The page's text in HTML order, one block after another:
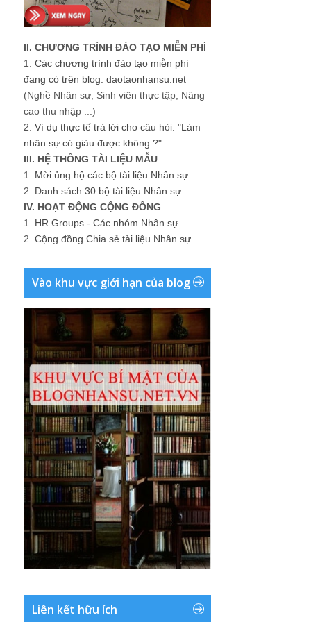
II. CHƯƠNG TRÌNH ĐÀO TẠO MIỄN PHÍ
1. Các chương trình đào tạo miễn phí
đang có trên blog: daotaonhansu.net
(Nghề Nhân sự, Sinh viên thực tập, Nâng
cao thu nhập ...)
2. Ví dụ thực tế trả lời cho câu hỏi: "Làm
nhân sự có giàu được không ?"
III. HỆ THỐNG TÀI LIỆU MẪU
1. Mời ủng hộ các bộ tài liệu Nhân sự
2. Danh sách 30 bộ tài liệu Nhân sự
IV. HOẠT ĐỘNG CỘNG ĐỒNG
1. HR Groups - Các nhóm Nhân sự
2. Cộng đồng Chia sẻ tài liệu Nhân sự
Vào khu vực giới hạn của blog
Liên kết hữu ích